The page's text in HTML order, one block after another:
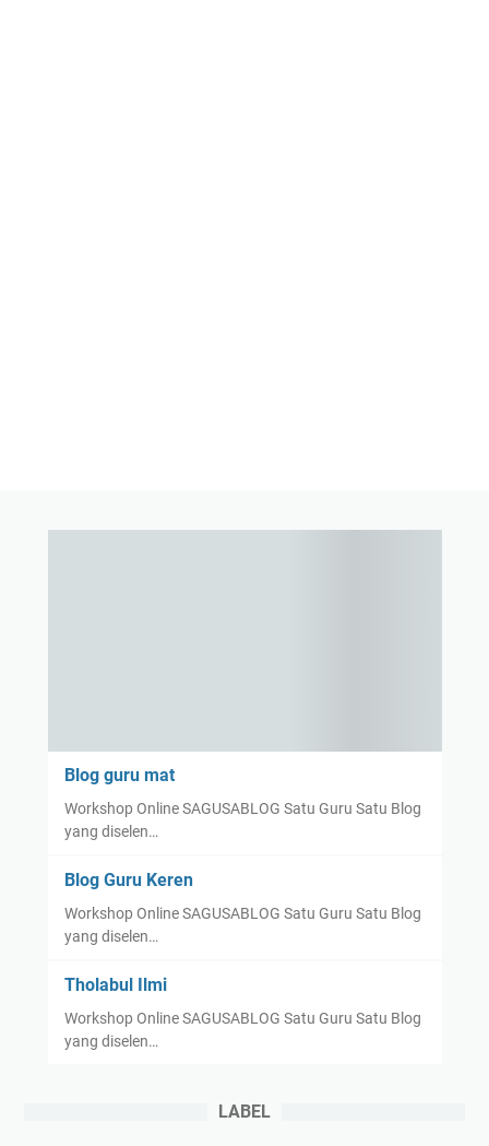
Blog guru mat
Workshop Online SAGUSABLOG Satu Guru Satu Blog
yang diselen…
Blog Guru Keren
Workshop Online SAGUSABLOG Satu Guru Satu Blog
yang diselen…
Tholabul Ilmi
Workshop Online SAGUSABLOG Satu Guru Satu Blog
yang diselen…
LABEL